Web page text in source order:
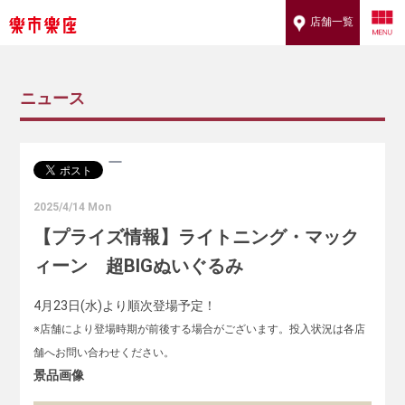
店舗一覧
ニュース
2025/4/14 Mon
【プライズ情報】ライトニング・マック
ィーン 超BIGぬいぐるみ
4月23日(水)より順次登場予定！
※店舗により登場時期が前後する場合がございます。投入状況は各店
舗へお問い合わせください。
景品画像